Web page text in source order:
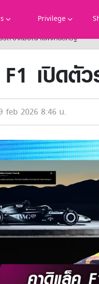
Privilege
รถ ยิงโฆษณาแพงทั่วสหรัฐ
F1 เปิดตั
feb 2026 8:46 น.